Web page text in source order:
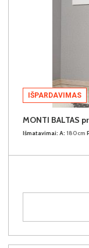
IŠPARDAVIMAS
MONTI BALTAS
Išmatavimai: A: 180cm